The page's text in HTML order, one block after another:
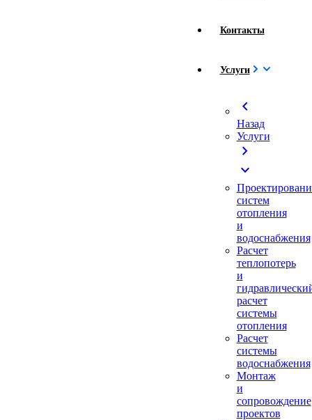
Контакты
Услуги
chevron_left
Назад
Услуги
chevron_right
expand_more
систем
отопления
и
водоснабжения
Расчет
теплопотерь
и
расчет
системы
отопления
Расчет
системы
водоснабжения
Монтаж
и
сопровождение
проектов